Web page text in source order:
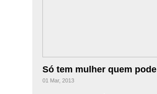
Só tem mulher quem pode
01 Mar, 2013